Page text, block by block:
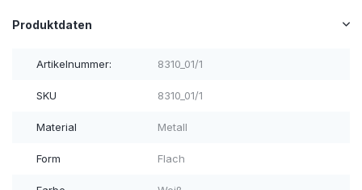
Produktdaten
Artikelnummer: 8310_01/1
SKU 8310_01/1
Material Metall
Form Flach